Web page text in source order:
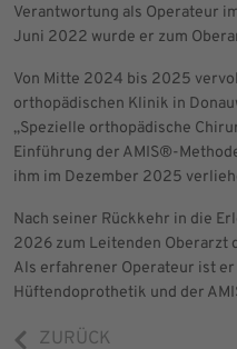
Verantwortung als Operateur
Juni 2022 wurde er zum
Von Mitte 2024 bis 2025
orthopädischen Klinik in
„Spezielle orthopädische
Einführung der AMIS®-
ihm im Dezember 2025
Nach seiner Rückkehr in die
2026 zum Leitenden Oberarzt
Als erfahrener Operateur ist
Hüftendoprothetik und der
ZURÜCK